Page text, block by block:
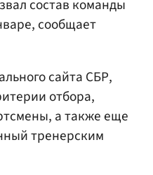
состав команды
сообщает
сайта СБР,
отбора,
а также еще
тренерским